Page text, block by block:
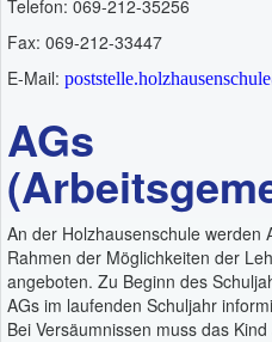
Telefon: 069-212-35256
Fax: 069-212-33447
E-Mail:
AGs
An der Holzhausenschule werden
Rahmen der Möglichkeiten der
angeboten. Zu Beginn des
AGs im laufenden Schuljahr
Bei Versäumnissen muss das